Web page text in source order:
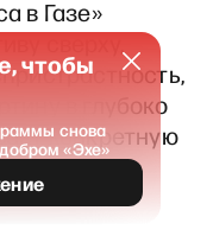
в Газе»
сверху,
в глубоко
конкретную
как
чтобы
снова
«Эхе»